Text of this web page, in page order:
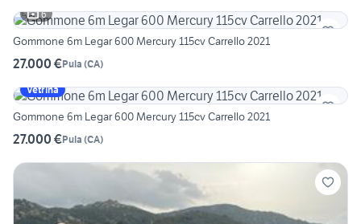
6
Gommone 6m Legar 600 Mercury 115cv Carrello 2021
27.000 €Pula (CA)
Vetrina
Gommone 6m Legar 600 Mercury 115cv Carrello 2021
27.000 €Pula (CA)